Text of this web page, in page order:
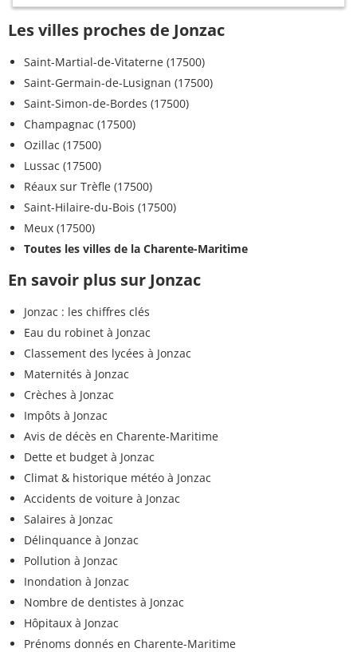
Les villes proches de Jonzac
Saint-Martial-de-Vitaterne (17500)
Saint-Germain-de-Lusignan (17500)
Saint-Simon-de-Bordes (17500)
Champagnac (17500)
Ozillac (17500)
Lussac (17500)
Réaux sur Trèfle (17500)
Saint-Hilaire-du-Bois (17500)
Meux (17500)
Toutes les villes de la Charente-Maritime
En savoir plus sur Jonzac
Jonzac : les chiffres clés
Eau du robinet à Jonzac
Classement des lycées à Jonzac
Maternités à Jonzac
Crèches à Jonzac
Impôts à Jonzac
Avis de décès en Charente-Maritime
Dette et budget à Jonzac
Climat & historique météo à Jonzac
Accidents de voiture à Jonzac
Salaires à Jonzac
Délinquance à Jonzac
Pollution à Jonzac
Inondation à Jonzac
Nombre de dentistes à Jonzac
Hôpitaux à Jonzac
Prénoms donnés en Charente-Maritime